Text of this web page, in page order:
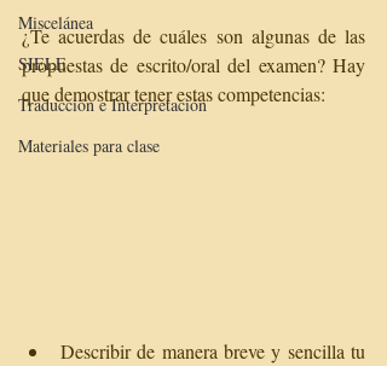
Miscelánea
SIELE
Traducción e Interpretación
Materiales para clase
¿Te acuerdas de cuáles son algunas de las
propuestas de escrito/oral del examen? Hay
que demostrar tener estas competencias:
Describir de manera breve y sencilla tu